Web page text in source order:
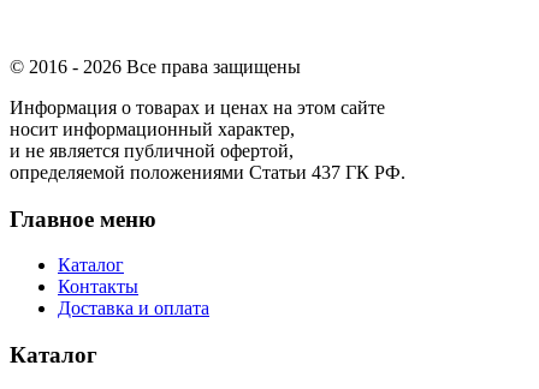
© 2016 - 2026 Все права защищены
Информация о товарах и ценах на этом сайте
носит информационный характер,
и не является публичной офертой,
определяемой положениями Статьи 437 ГК РФ.
Главное меню
Каталог
Контакты
Доставка и оплата
Каталог